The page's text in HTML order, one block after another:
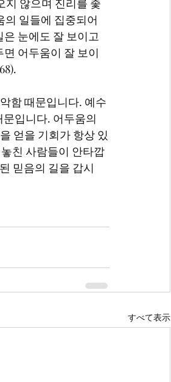
의 일들에 집중되어
눈에도 잘 보이고
어두움이 잘 보이
입니다. 어두움의
얻을 기회가 항상 있
친 사람들이 안타깝
믿음의 길을 갑시
すべて表示